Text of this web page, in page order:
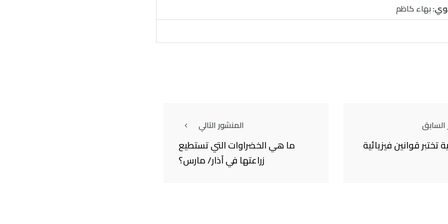
بهاء كاظم
السابق
قوانين فيزيائية
المنشور التالي
ما هي الخضراوات التي تستطيع
زراعتها في آذار/ مارس؟